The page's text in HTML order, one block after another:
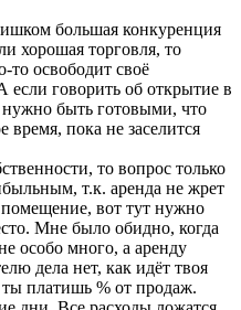
большая конкуренция
хорошая торговля, то
то освободит своё
говорить об открытие в
быть готовыми, что
время, пока не заселится
то вопрос только
т.к. аренда не жрет
вот тут нужно
Мне было обидно, когда
особо много, а аренду
дела нет, как идёт твоя
платишь % от продаж.